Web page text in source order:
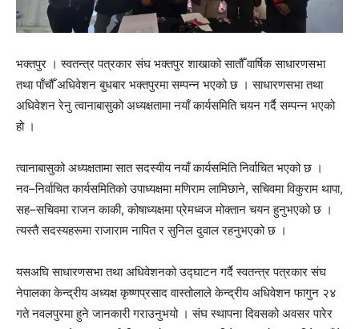
भक्तपुर । स्वतन्त्र पत्रकार संघ भक्तपुर शाखाको सातौँ वार्षिक साधारणसभा
तथा पाँचौँ अधिवेशन बुधबार भक्तपुरमा सम्पन्न भएको छ । साधारणसभा तथा
अधिवेशन रेनु त्वानाबासुको अध्यक्षतामा नयाँ कार्यसमिति चयन गर्दै सम्पन्न भएको
हो ।
त्वानाबासुको अध्यक्षतामा सात सदस्यीय नयाँ कार्यसमिति निर्वाचित भएको छ ।
नव–निर्वाचित कार्यसमितिको उपाध्यक्षमा मणिराम लामिछाने, सचिवमा विकुराम थापा,
सह–सचिवमा राजन काकी, कोषाध्यक्षमा प्रेमध्वज मोक्तान चयन हुनुभएको छ ।
त्यस्तै सदस्यहरूमा राजाराम नापित र सुनिल दुवाल रहनुभएको छ ।
यसअघि साधारणसभा तथा अधिवेशनको उद्घाटन गर्दै स्वतन्त्र पत्रकार संघ
नेपालका केन्द्रीय अध्यक्ष कृष्णप्रसाद वास्तोलाले केन्द्रीय अधिवेशन फागुन २४
गते नवलपुरमा हुने जानकारी गराउनुभयो । संघ स्थापना दिवसको अवसर पारेर